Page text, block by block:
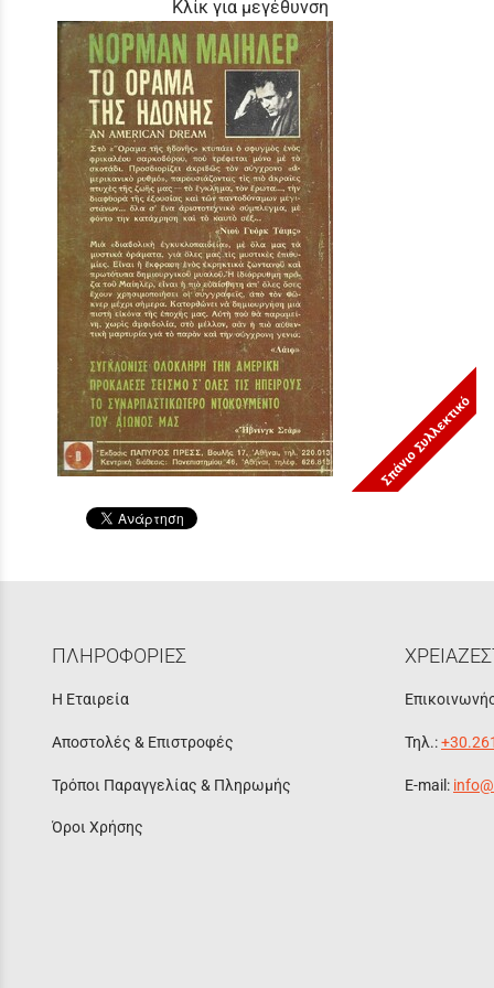
Κλίκ για μεγέθυνση
Σπάνιο Συλλεκτικό
ΠΛΗΡΟΦΟΡΙΕΣ
Η Εταιρεία
Αποστολές & Επιστροφές
Τρόποι Παραγγελίας & Πληρωμής
Όροι Χρήσης
Τηλ.:
E-mail: